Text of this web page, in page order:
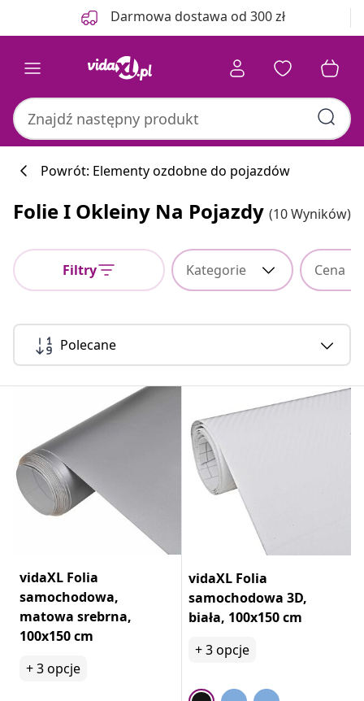
Darmowa dostawa od 300 zł
Powrót: Elementy ozdobne do pojazdów
Folie I Okleiny Na Pojazdy (10 Wyników)
Filtry Kategorie Cena
Polecane
vidaXL Folia
samochodowa,
matowa srebrna,
100x150 cm
+3opcje
vidaXL Folia
samochodowa 3D,
biała, 100x150 cm
+3opcje